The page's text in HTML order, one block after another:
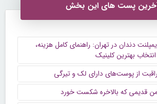
پست های این بخش
دندان در تهران: راهنمای کامل هزینه،
بهترین کلینیک
از پوست‌های دارای لک و تیرگی
قدیمی که بالاخره شکست خورد